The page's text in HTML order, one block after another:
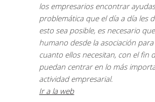
los empresarios encontrar
problemática que el día a día les
esto sea posible, es necesario
humano desde la asociación
cuanto ellos necesitan, con el fin
puedan centrar en lo más
actividad empresarial.
Ir a la web